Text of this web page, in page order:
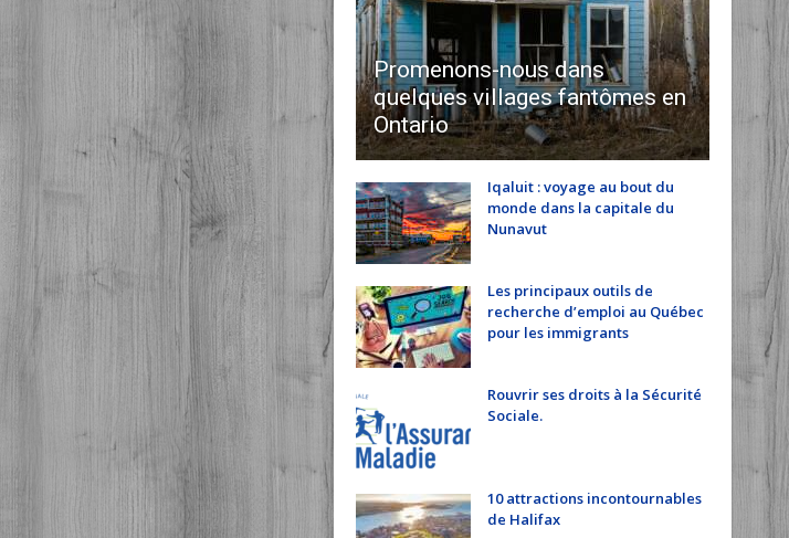
Promenons-nous dans
quelques villages fantômes en
Ontario
Iqaluit : voyage au bout du
monde dans la capitale du
Nunavut
Les principaux outils de
recherche d’emploi au Québec
pour les immigrants
Rouvrir ses droits à la Sécurité
Sociale.
10 attractions incontournables
de Halifax